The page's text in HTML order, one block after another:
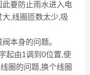
要防止雨水进入电
,线圈匝数太少,吸
本身的问题。
由1调到0位置,使
圈的问题,换个线圈